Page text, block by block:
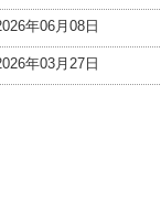
年06月08日
年03月27日